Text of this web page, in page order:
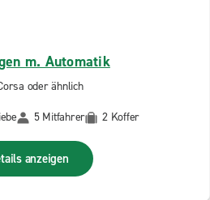
m. Automatik
oder ähnlich
5 Mitfahrer 2 Koffer
anzeigen